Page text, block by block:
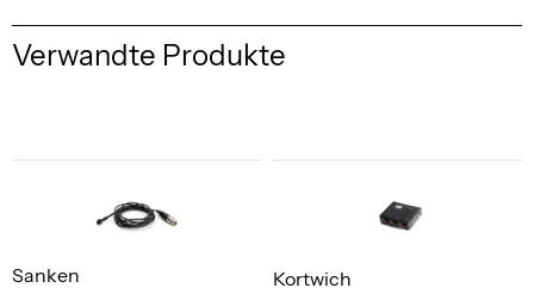
Verwandte Produkte
Sanken Kortwich